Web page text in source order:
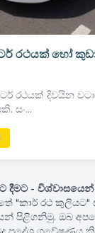
රථයක් හෝ
රථයක් දිවයින
සං...
දීමට -
"කාර් රථ
පිළිගනිමු. ඔබ